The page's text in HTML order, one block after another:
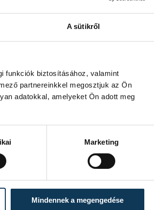
A sütikről
funkciók biztosításához, valamint
partnereinkkel megosztjuk az Ön
adatokkal, amelyeket Ön adott meg
Marketing
Mindennek a megengedése
Orbán Viktor:
békepártiak
Európában a
értékelt Orbán Viktor
Fidesz elnöke az M1
este sugárzott